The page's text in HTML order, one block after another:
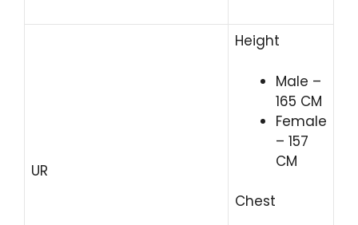
UR
Height
Male –
165 CM
Female
– 157
CM
Chest